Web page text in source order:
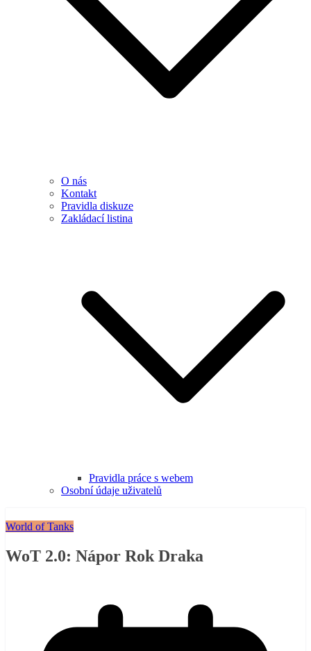
O nás
Kontakt
Pravidla diskuze
Zakládací listina
Pravidla práce s webem
Osobní údaje uživatelů
World of Tanks
WoT 2.0: Nápor Rok Draka